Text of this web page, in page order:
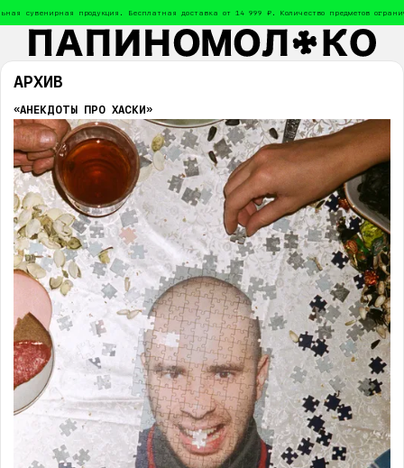
сувенирная продукция. Бесплатная доставка от 14 999 ₽. Количество предметов
АРХИВ
«АНЕКДОТЫ ПРО ХАСКИ»